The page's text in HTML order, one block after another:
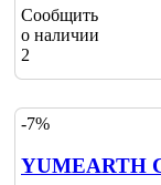
Сообщить
о наличии
2
-7%
YUMEARTH